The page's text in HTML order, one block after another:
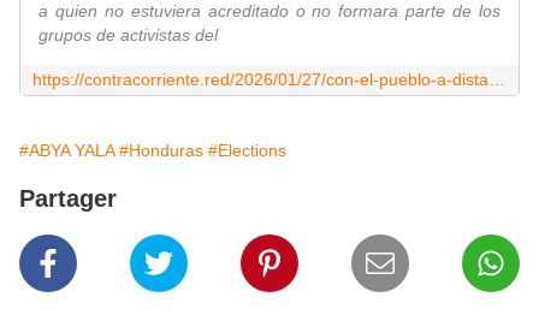
a quien no estuviera acreditado o no formara parte de los
grupos de activistas del
#ABYA YALA #Honduras #Elections
Partager